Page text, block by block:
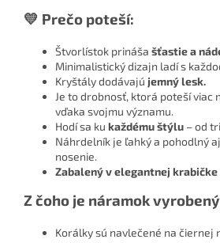
💛 Prečo poteší:
Štvorlístok prináša šťastie a
Minimalistický dizajn ladí s
Kryštály dodávajú jemný lesk.
Je to drobnosť, ktorá poteší viac
vďaka svojmu významu.
Hodí sa ku každému štýlu – od
Náhrdelník je ľahký a pohodlný
nosenie.
Zabalený v elegantnej krabičke
Z čoho je náramok
Korálky sú navlečené na čiernej